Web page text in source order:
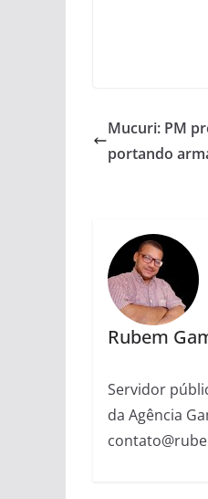
Mucuri: PM
portando
Rubem
Servidor
da Agência